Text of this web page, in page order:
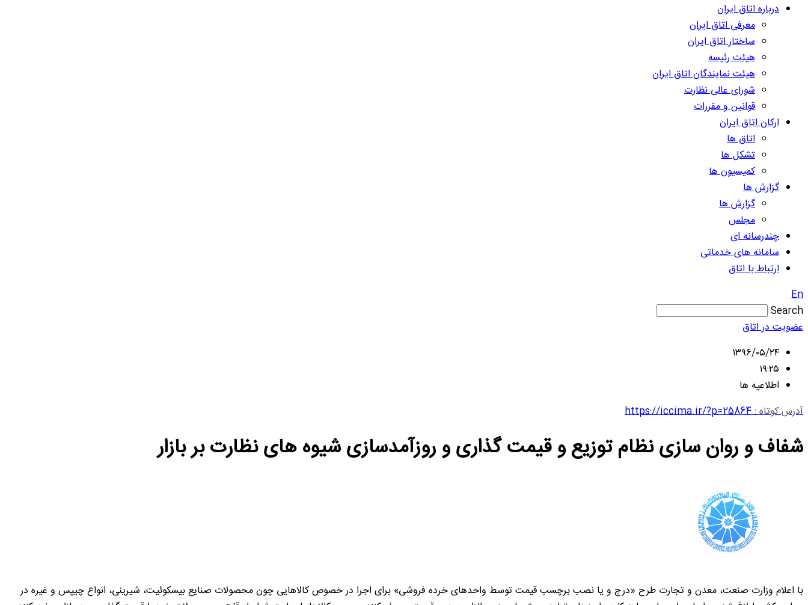
درباره اتاق ایران
معرفی اتاق ایران
ساختار اتاق ایران
هیئت رئیسه
هیئت نمایندگان اتاق ایران
شورای عالی نظارت
قوانین و مقررات
ارکان اتاق ایران
اتاق ها
تشکل ها
کمیسیون ها
گزارش ها
گزارش ها
مجلس
چندرسانه ای
سامانه های خدماتی
ارتباط با اتاق
En
Search
عضویت در اتاق
۱۳۹۶/۰۵/۲۴
۱۹:۲۵
اطلاعیه ها
آدرس کوتاه :https://iccima.ir/?p=25864
شفاف و روان سازی نظام توزیع و قیمت گذاری و روزآمدسازی شیوه های نظارت بر بازار
با اعلام وزارت صنعت، معدن و تجارت طرح «درج و یا نصب برچسب قیمت توسط واحدهای خرده فروشی» برای اجرا در خصوص کالاهایی چون محصولات صنایع بیسکوئیت، شیرینی، انواع چیپس و غیره در